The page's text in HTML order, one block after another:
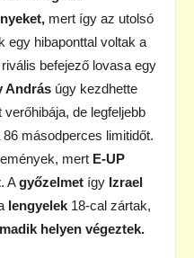
mert így az utolsó
egy hibaponttal voltak a
befejező lovasa egy
András úgy kezdhette
de legfeljebb
másodperces limitidőt.
mert E-UP
. Agyőzelmet így Izrael
lengyelek 18-cal zártak,
helyen végeztek.